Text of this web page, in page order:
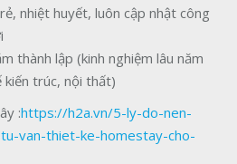
nhiệt huyết, luôn cập nhật công
thành lập (kinh nghiệm lâu năm
trúc, nội thất)
:https://h2a.vn/5-ly-do-nen-
van-thiet-ke-homestay-cho-